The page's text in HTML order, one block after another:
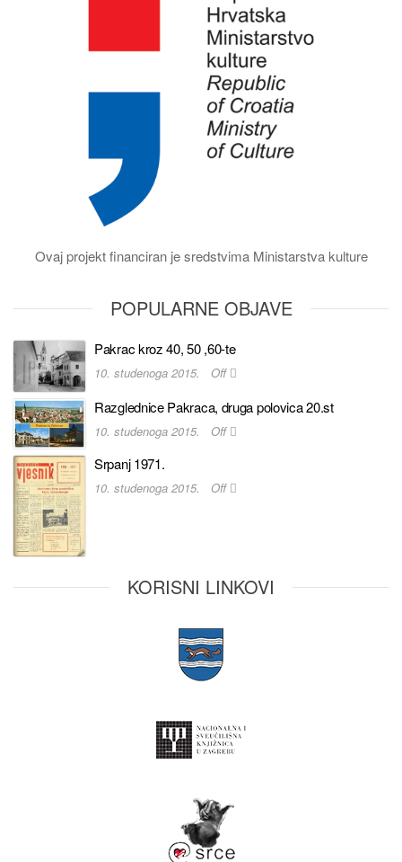
Ovaj projekt financiran je sredstvima Ministarstva kulture
POPULARNE OBJAVE
Pakrac kroz 40, 50 ,60-te
10. studenoga 2015. Off
Razglednice Pakraca, druga polovica 20.st
10. studenoga 2015. Off
Srpanj 1971.
10. studenoga 2015. Off
KORISNI LINKOVI